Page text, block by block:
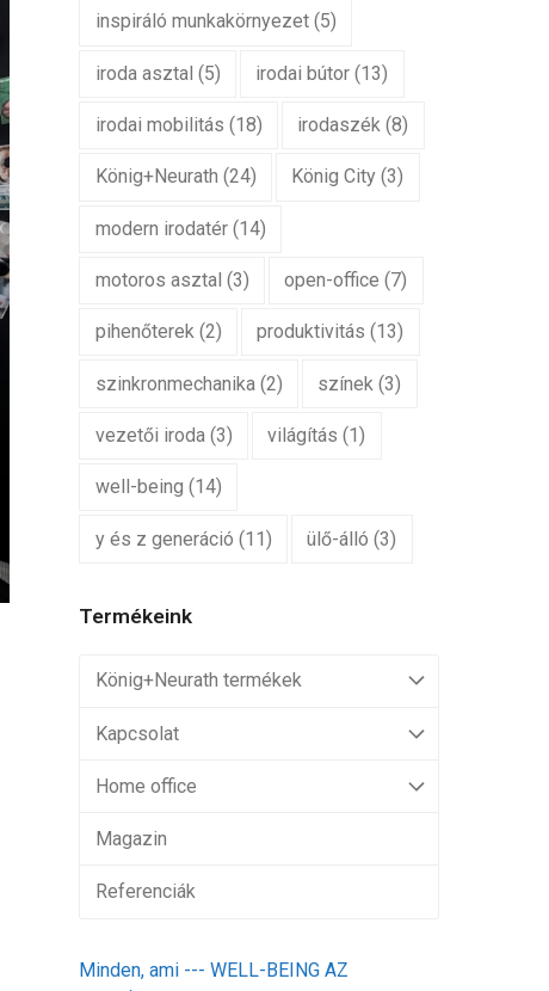
inspiráló munkakörnyezet(5)
iroda asztal (5) irodai bútor (13)
irodai mobilitás (18) irodaszék (8)
König+Neurath (24) König City (3)
modern irodatér(14)
motoros asztal (3) open-office (7)
pihenőterek(2) produktivitás (13)
szinkronmechanika(2) színek (3)
vezetői iroda(3) világítás (1)
well-being (14)
y és z generáció (11) ülő-álló (3)
Termékeink
König+Neurath termékek
Kapcsolat
Home office
Magazin
Referenciák
Minden, ami --- WELL-BEING AZ